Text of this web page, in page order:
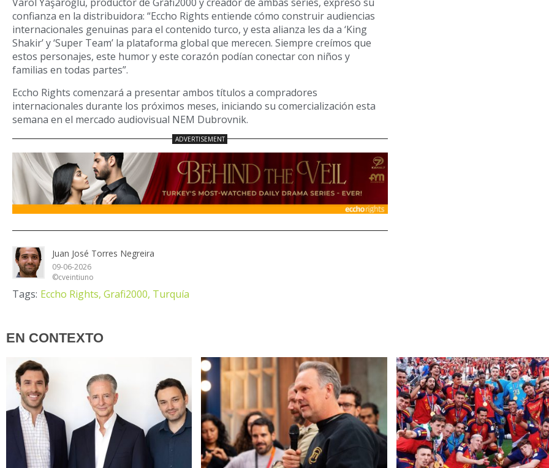
confianza en la distribuidora: “Eccho Rights entiende cómo construir audiencias
internacionales genuinas para el contenido turco, y esta alianza les da a ‘King
Shakir’ y ‘Super Team’ la plataforma global que merecen. Siempre creímos que
estos personajes, este humor y este corazón podían conectar con niños y
familias en todas partes”.
Eccho Rights comenzará a presentar ambos títulos a compradores
internacionales durante los próximos meses, iniciando su comercialización esta
semana en el mercado audiovisual NEM Dubrovnik.
Juan José Torres Negreira
09-06-2026
©cveintiuno
Tags: Eccho Rights, Grafi2000, Turquía
EN CONTEXTO